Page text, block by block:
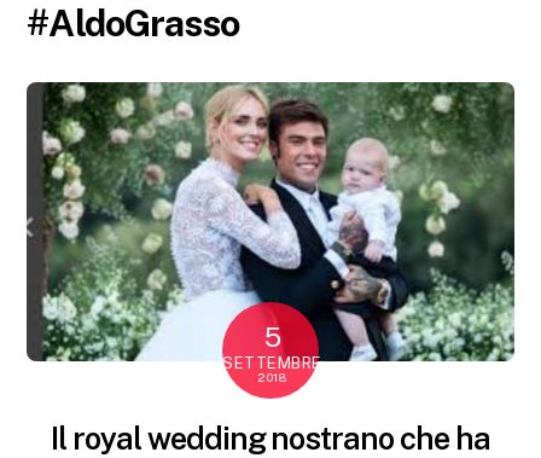
#AldoGrasso
5
SETTEMBRE
2018
Il royal wedding nostrano che ha